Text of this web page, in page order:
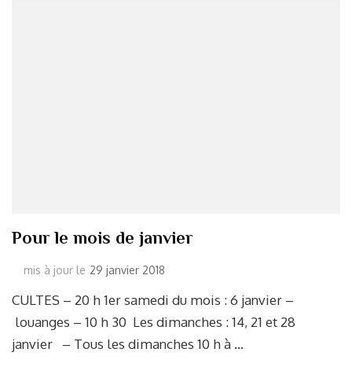
Pour le mois de janvier
mis à jour le 29 janvier 2018
CULTES – 20 h 1er samedi du mois : 6 janvier –
louanges – 10 h 30 Les dimanches : 14, 21 et 28
janvier – Tous les dimanches 10 h à …